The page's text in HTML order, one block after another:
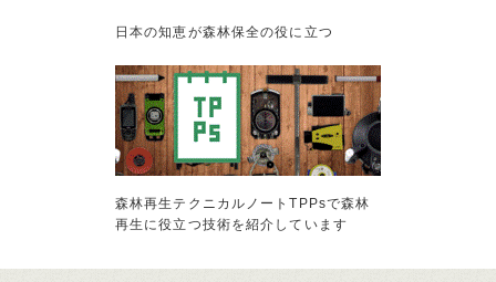
日本の知恵が森林保全の役に立つ
森林再生テクニカルノートTPPsで森林
再生に役立つ技術を紹介しています